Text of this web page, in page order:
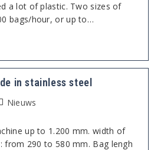
a lot of plastic. Two sizes of
bags/hour, or up to…
in stainless steel
Nieuws
up to 1.200 mm. width of
from 290 to 580 mm. Bag lengh